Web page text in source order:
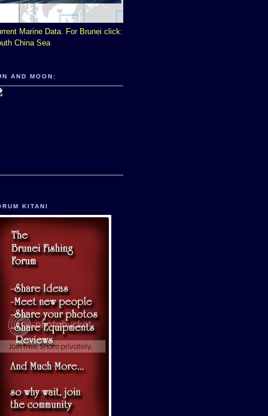
Marine Data. For Brunei click:
China Sea
AND MOON:
KITANI